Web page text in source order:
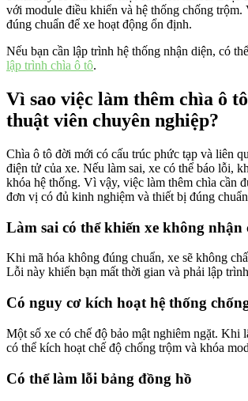
với module điều khiển và hệ thống chống trộm.
đúng chuẩn để xe hoạt động ổn định.
Nếu bạn cần lập trình hệ thống nhận diện, có
lập trình chìa ô tô.
Vì sao việc làm thêm chìa ô
thuật viên chuyên nghiệp?
Chìa ô tô đời mới có cấu trúc phức tạp và liên
điện tử của xe. Nếu làm sai, xe có thể báo lỗi,
khóa hệ thống. Vì vậy, việc làm thêm chìa cần
đơn vị có đủ kinh nghiệm và thiết bị đúng
Làm sai có thể khiến xe không nhận
Khi mã hóa không đúng chuẩn, xe sẽ không
Lỗi này khiến bạn mất thời gian và phải lập
Có nguy cơ kích hoạt hệ thống
Một số xe có chế độ bảo mật nghiêm ngặt. Khi
có thể kích hoạt chế độ chống trộm và khóa
Có thể làm lỗi bảng đồng hồ